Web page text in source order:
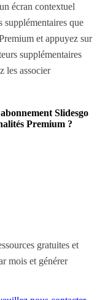
écran contextuel
supplémentaires que
et appuyez sur
supplémentaires
les associer
Slidesgo
Premium ?
gratuites et
mois et générer